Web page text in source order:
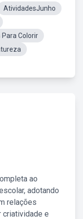
AtividadesJunho
Para Colorir
ao
adotando
relações
criatividade e